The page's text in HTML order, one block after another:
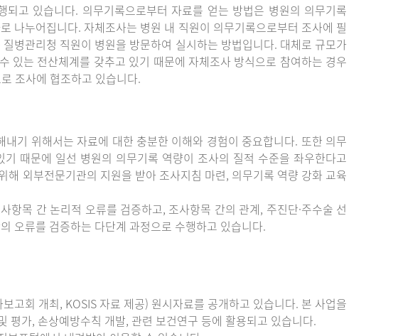
고 있습니다. 의무기록으로부터 자료를 얻는 방법은 병원의 의무기록
나누어집니다. 자체조사는 병원 내 직원이 의무기록으로부터 조사에 필
병관리청 직원이 병원을 방문하여 실시하는 방법입니다. 대체로 규모가
있는 전산체계를 갖추고 있기 때문에 자체조사 방식으로 참여하는 경우
조사에 협조하고 있습니다.
기 위해서는 자료에 대한 충분한 이해와 경험이 중요합니다. 또한 의무
때문에 일선 병원의 의무기록 역량이 조사의 질적 수준을 좌우한다고
외부전문기관의 지원을 받아 조사지침 마련, 의무기록 역량 강화 교육
목 간 논리적 오류를 검증하고, 조사항목 간의 관계, 주진단·주수술 선
오류를 검증하는 다단계 과정으로 수행하고 있습니다.
고회 개최, KOSIS 자료 제공) 원시자료를 공개하고 있습니다. 본 사업을
평가, 손상예방수칙 개발, 관련 보건연구 등에 활용되고 있습니다.